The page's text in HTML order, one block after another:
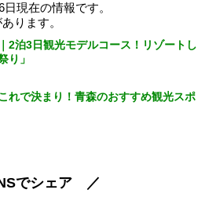
現在の情報です。
ります。
2泊3日観光モデルコース！リゾートし
り」
れで決まり！青森のおすすめ観光スポ
でシェア ／